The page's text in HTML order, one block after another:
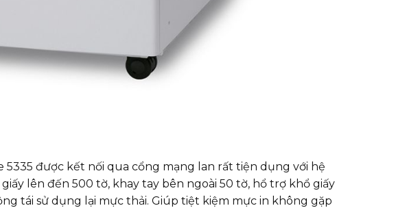
5335 được kết nối qua cổng mạng lan rất tiện dụng với hệ
lên đến 500 tờ, khay tay bên ngoài 50 tờ, hổ trợ khổ giấy
tái sử dụng lại mực thải. Giúp tiệt kiệm mực in không gặp